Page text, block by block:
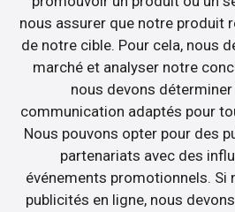
nous assurer que notre produit
de notre cible. Pour cela, nous
marché et analyser notre
nous devons
communication adaptés pour
Nous pouvons opter pour des
partenariats avec des
événements promotionnels. Si
publicités en ligne, nous